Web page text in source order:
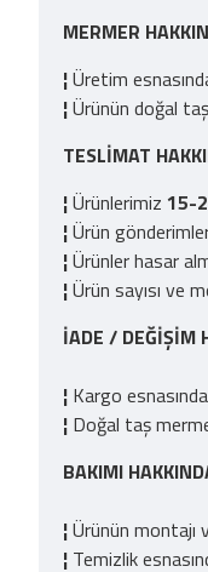
MERMER
¦Üretim
¦Ürünün doğal
TESLİMAT
¦Ürünlerimiz 15-
¦Ürün
¦Ürünler hasar
¦Ürün sayısı ve
İADE / DEĞİŞİM
¦ Kargo
¦ Doğal taş
BAKIMI
¦Ürünün montajı
¦ Temizlik